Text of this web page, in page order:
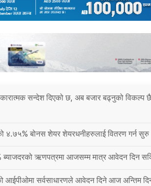
सन्देश दिएको छ, अब बजार बढ्नुको विकल्प
४.७५% बोनस शेयर शेयरधनीहरुलाई वितरण गर्न सुरु
ब्याजदरको ऋणपत्रमा आजसम्म मात्र आवेदन दिन
आईपीओमा सर्वसाधारणले आवेदन दिने आज अन्तिम